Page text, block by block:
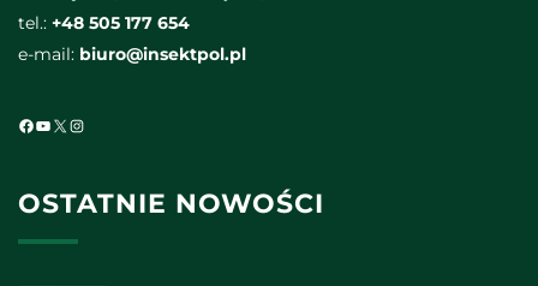
tel.: +48 505 177 654
e-mail: biuro@insektpol.pl
Facebook
YouTube
X Instagram
OSTATNIE NOWOŚCI